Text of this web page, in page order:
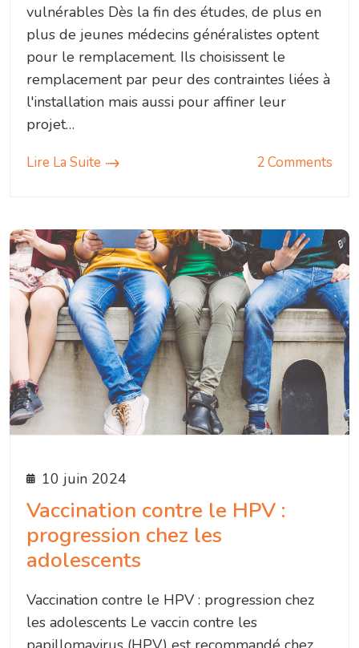
vulnérables Dès la fin des études, de plus en
plus de jeunes médecins généralistes optent
pour le remplacement. Ils choisissent le
remplacement par peur des contraintes liées à
l'installation mais aussi pour affiner leur
projet…
Lire La Suite 2 Comments
10 juin 2024
Vaccination contre le HPV :
progression chez les
adolescents
Vaccination contre le HPV : progression chez
les adolescents Le vaccin contre les